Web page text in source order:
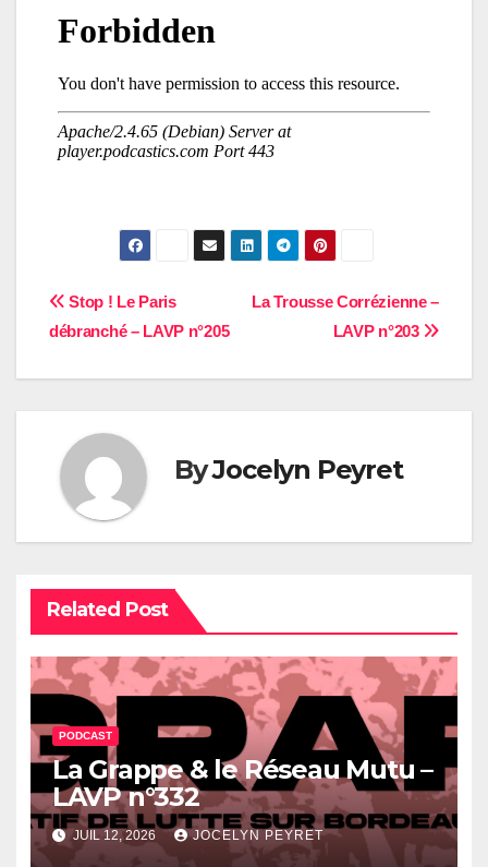
Navigation
La Trousse Corrézienne –
LAVP n°203
Stop ! Le Paris
débranché – LAVP n°205
ByJocelyn Peyret
Related Post
PODCAST
La Grappe & le Réseau Mutu –
LAVP n°332
JUIL 12, 2026 JOCELYN PEYRET